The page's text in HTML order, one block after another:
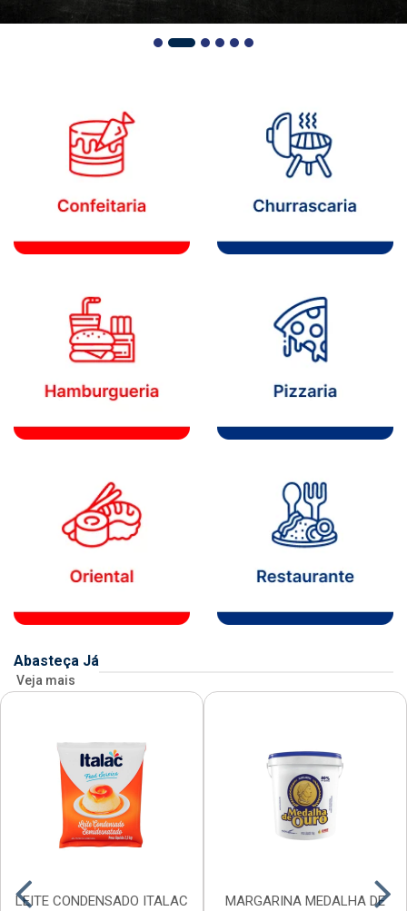
Abasteça Já
Veja mais
LEITE CONDENSADO ITALAC
MARGARINA MEDALHA DE